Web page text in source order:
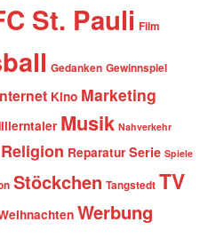
St. Pauli Film
Gedanken Gewinnspiel
Kino Marketing
Musik Nahverkehr
Religion Reparatur Serie Spiele
Stöckchen Tangstedt TV
Werbung